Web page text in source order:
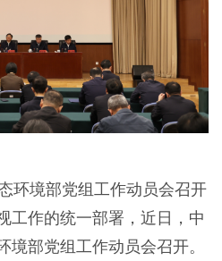
环境部党组工作动员会召开
作的统一部署，近日，中
境部党组工作动员会召开。